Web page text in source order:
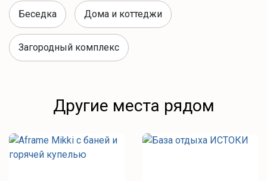
Беседка Дома и коттеджи
Загородный комплекс
Другие места рядом